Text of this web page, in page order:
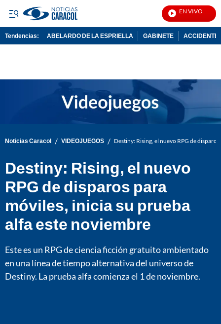
EN VIVO
Tendencias: ABELARDO DE LA ESPRIELLA GABINETE ACCIDENTE
Noticias Caracol / VIDEOJUEGOS / Destiny: Rising, el nuevo RPG de
Destiny: Rising, el nuevo
RPG de disparos para
móviles, inicia su prueba
alfa este noviembre
Este es un RPG de ciencia ficción gratuito ambientado
en una línea de tiempo alternativa del universo de
Destiny. La prueba alfa comienza el 1 de noviembre.